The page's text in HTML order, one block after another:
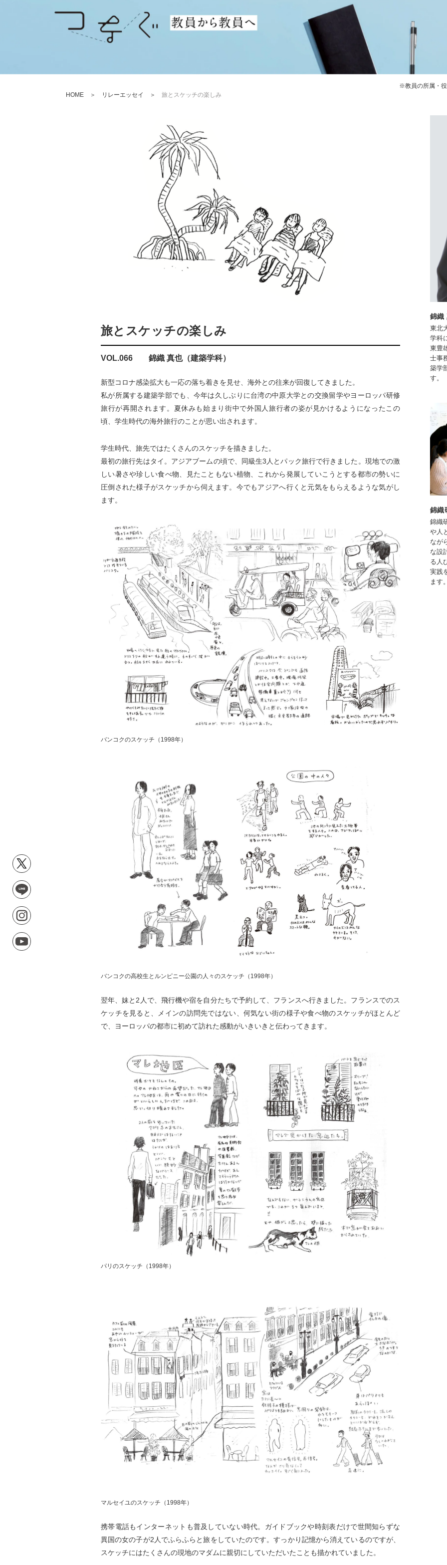
※教員の所属・役
HOME ＞ リレーエッセイ ＞ 旅とスケッチの楽しみ
旅とスケッチの楽しみ
VOL.066 錦織 真也（建築学科）
新型コロナ感染拡大も一応の落ち着きを見せ、海外との往来が回復してきました。
私が所属する建築学部でも、今年は久しぶりに台湾の中原大学との交換留学やヨーロッパ研修
旅行が再開されます。夏休みも始まり街中で外国人旅行者の姿が見かけるようになったこの
頃、学生時代の海外旅行のことが思い出されます。
学生時代、旅先ではたくさんのスケッチを描きました。
最初の旅行先はタイ。アジアブームの頃で、同級生3人とパック旅行で行きました。現地での激
しい暑さや珍しい食べ物、見たこともない植物、これから発展していこうとする都市の勢いに
圧倒された様子がスケッチから伺えます。今でもアジアへ行くと元気をもらえるような気がし
ます。
バンコクのスケッチ（1998年）
バンコクの高校生とルンピニー公園の人々のスケッチ（1998年）
翌年、妹と2人で、飛行機や宿を自分たちで予約して、フランスへ行きました。フランスでのス
ケッチを見ると、メインの訪問先ではない、何気ない街の様子や食べ物のスケッチがほとんど
で、ヨーロッパの都市に初めて訪れた感動がいきいきと伝わってきます。
パリのスケッチ（1998年）
マルセイユのスケッチ（1998年）
携帯電話もインターネットも普及していない時代。ガイドブックや時刻表だけで世間知らずな
異国の女の子が2人でふらふらと旅をしていたのです。すっかり記憶から消えているのですが、
スケッチにはたくさんの現地のマダムに親切にしていただいたことも描かれていました。
錦織
東北
学科
東豊
士事
築学
す。
錦織
錦織
や人
なが
な設
る人
実践
ます。